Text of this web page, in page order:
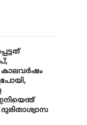
കാലവർഷം